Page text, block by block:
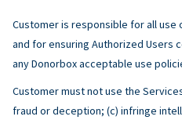
Customer is responsible for all
and for ensuring Authorized Users
any Donorbox acceptable use
Customer must not use the
fraud or deception; (c) infringe